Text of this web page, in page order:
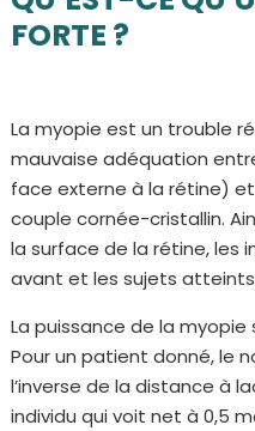
FORTE ?
La myopie est un trouble
mauvaise adéquation
face externe à la rétine)
couple cornée-cristallin.
la surface de la rétine, les
avant et les sujets
La puissance de la
Pour un patient donné, le
l’inverse de la distance à
individu qui voit net à 0,5